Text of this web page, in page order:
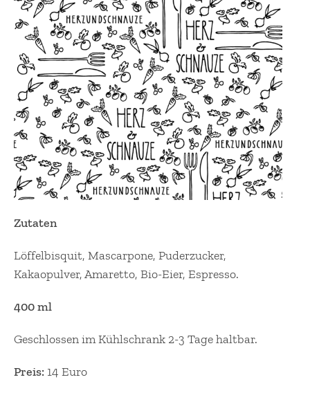
Zutaten
Löffelbisquit, Mascarpone, Puderzucker,
Kakaopulver, Amaretto, Bio-Eier, Espresso.
400 ml
Geschlossen im Kühlschrank 2-3 Tage haltbar.
Preis: 14 Euro